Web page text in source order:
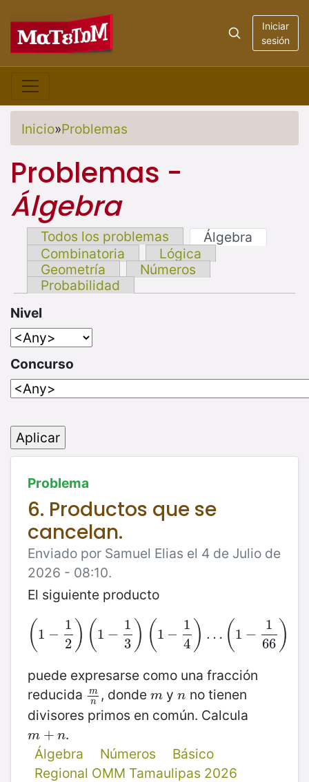
Iniciar
sesión
Inicio»Problemas
Problemas -
Álgebra
Todos los problemas
Álgebra
Combinatoria
Lógica
Geometría
Números
Probabilidad
Nivel
Concurso
Problema
6. Productos que se
cancelan.
Enviado por Samuel Elias el 4 de Julio de
2026 - 08:10.
El siguiente producto
( 1 −
1
2 ) ( 1 −
1
3 ) ( 1 −
1
4 ) … ( 1 −
1
66 )
( 1−1 2 )(1 −1 3 ( 1−14)…( 1 − 1 66 )
puede expresarse como una fracción
reducida
m
n
mn, donde m
m yn
n no tienen
divisores primos en común. Calcula
m + n
m+n
.
Álgebra
Números
Básico
Regional OMM Tamaulipas 2026